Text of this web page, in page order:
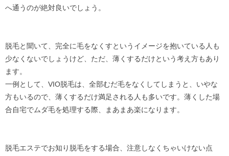
へ通うのが絶対良いでしょう。
脱毛と聞いて、完全に毛をなくすというイメージを抱いている人も
少なくないでしょうけど、ただ、薄くするだけという考え方もあり
ます。
一例として、VIO脱毛は、全部むだ毛をなくしてしまうと、いやな
方もいるので、薄くするだけ満足される人も多いです。薄くした場
合自宅でムダ毛を処理する際、まあまあ楽になります。
脱毛エステでお知り脱毛をする場合、注意しなくちゃいけない点